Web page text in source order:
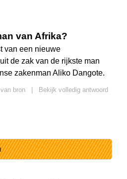
van Afrika?
van een nieuwe
de zak van de rijkste man
zakenman Aliko Dangote.
bron
Bekijk volledig antwoord